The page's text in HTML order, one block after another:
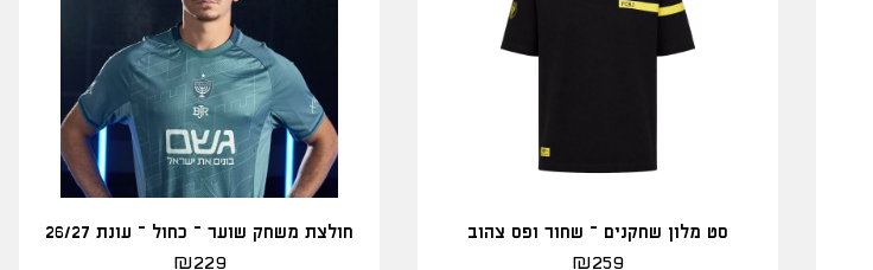
סט מלון שחקנים – שחור ופס צהוב
₪259
חולצת משחק שוער – כחול – עונת 26/27
₪229